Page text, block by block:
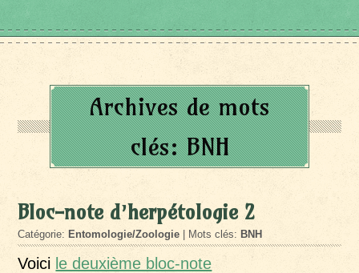
Archives de mots
clés:BNH
Bloc-note d’herpétologie 2
Catégorie: Entomologie/Zoologie | Mots clés: BNH
Voici le deuxième bloc-note